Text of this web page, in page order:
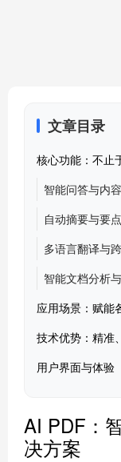
文章目录
核心功能：不止
智能问答与内
自动摘要与要
多语言翻译与
智能文档分析
应用场景：赋能
技术优势：精准
用户界面与体验
AI PDF：
决方案